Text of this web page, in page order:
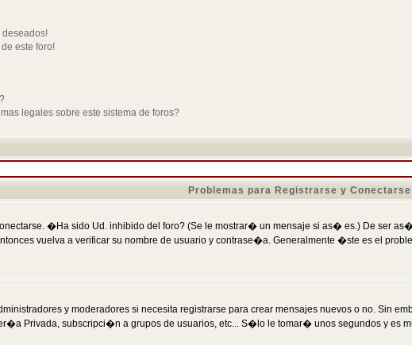
este foro!
legales sobre este sistema de foros?
Problemas para Registrarse y Conectarse
�Ha sido Ud. inhibido del foro? (Se le mostrar� un mensaje si as� es.) De ser
vuelva a verificar su nombre de usuario y contrase�a. Generalmente �ste es el
y moderadores si necesita registrarse para crear mensajes nuevos o no. Sin
Privada, subscripci�n a grupos de usuarios, etc... S�lo le tomar� unos segundos y es